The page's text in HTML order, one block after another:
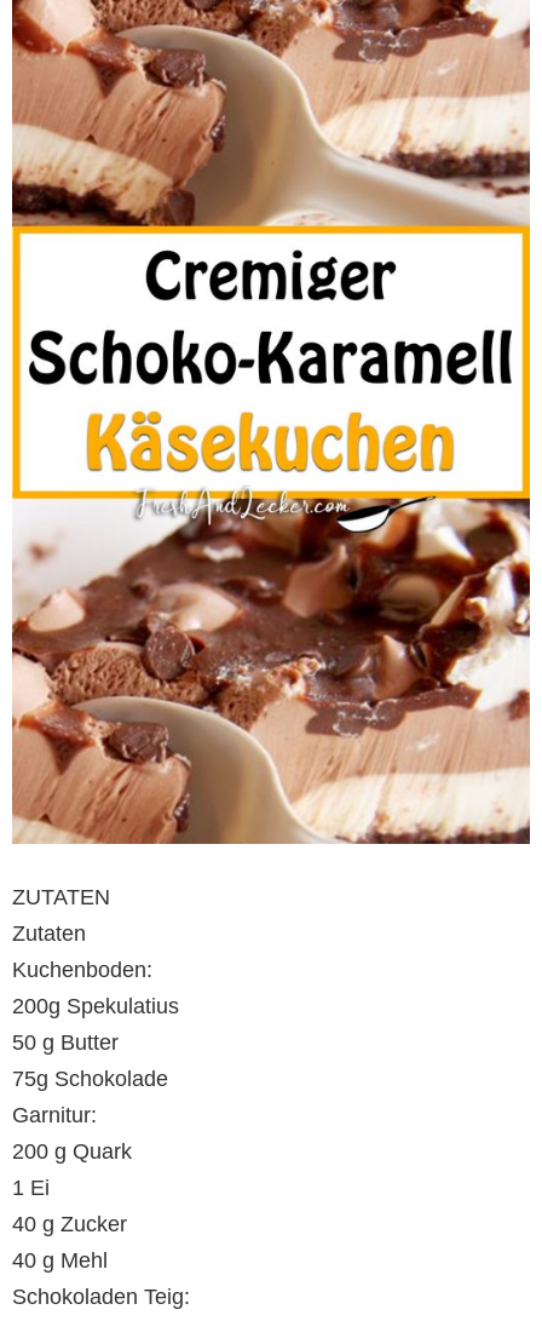
ZUTATEN
Zutaten
Kuchenboden:
200g Spekulatius
50 g Butter
75g Schokolade
Garnitur:
200 g Quark
1 Ei
40 g Zucker
40 g Mehl
Schokoladen Teig: